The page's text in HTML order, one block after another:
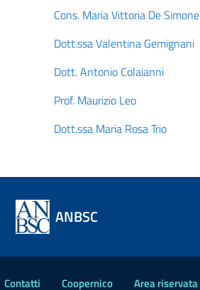
Cons. Maria Vittoria De Simone
Dott.ssa Valentina Gemignani
Dott. Antonio Colaianni
Prof. Maurizio Leo
Dott.ssa Maria Rosa Trio
ANBSC
Contatti Coopernico Area riservata